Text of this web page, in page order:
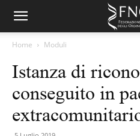
Home Moduli
Istanza di
conseguito in